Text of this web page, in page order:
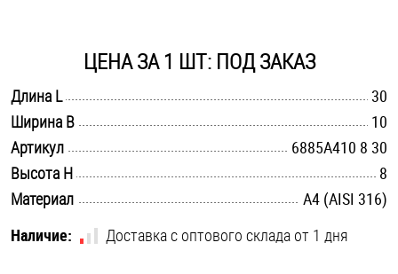
Стопорные кольца
Такелаж
Хомуты
Шайбы
ЦЕНА ЗА 1 ШТ: ПОД ЗАКАЗ
Длина L
30
Ширина B
10
Артикул
6885A410 8 30
Высота H
8
Материал
A4 (AISI 316)
Наличие:
Доставка с оптового склада от 1 дня